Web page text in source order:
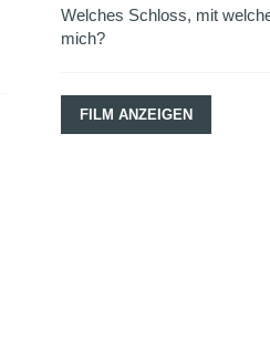
Welches Schloss, mit
mich?
FILM ANZEIGEN